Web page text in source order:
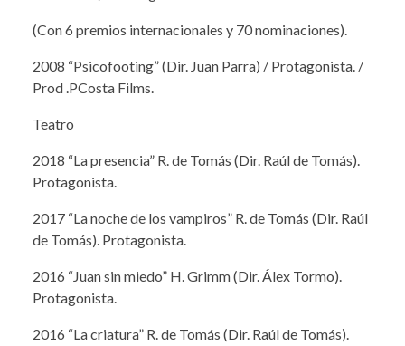
(Con 6 premios internacionales y 70 nominaciones).
2008 “Psicofooting” (Dir. Juan Parra) / Protagonista. /
Prod .PCosta Films.
Teatro
2018 “La presencia” R. de Tomás (Dir. Raúl de Tomás).
Protagonista.
2017 “La noche de los vampiros” R. de Tomás (Dir. Raúl
de Tomás). Protagonista.
2016 “Juan sin miedo” H. Grimm (Dir. Álex Tormo).
Protagonista.
2016 “La criatura” R. de Tomás (Dir. Raúl de Tomás).